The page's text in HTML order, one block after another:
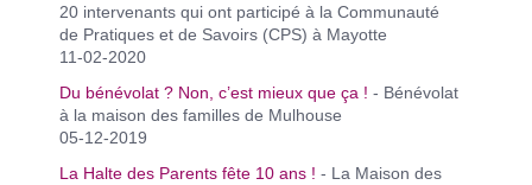
20 intervenants qui ont participé à la Communauté
de Pratiques et de Savoirs (CPS) à Mayotte
11-02-2020
Du bénévolat ? Non, c’est mieux que ça ! - Bénévolat
à la maison des familles de Mulhouse
05-12-2019
La Halte des Parents fête 10 ans ! - La Maison des